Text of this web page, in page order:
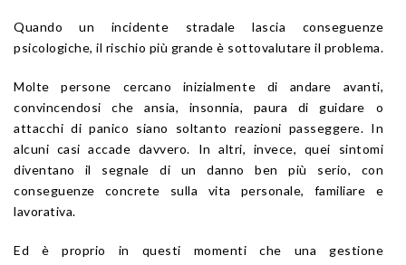
Quando un incidente stradale lascia conseguenze
psicologiche, il rischio più grande è sottovalutare il problema.
Molte persone cercano inizialmente di andare avanti,
convincendosi che ansia, insonnia, paura di guidare o
attacchi di panico siano soltanto reazioni passeggere. In
alcuni casi accade davvero. In altri, invece, quei sintomi
diventano il segnale di un danno ben più serio, con
conseguenze concrete sulla vita personale, familiare e
lavorativa.
Ed è proprio in questi momenti che una gestione